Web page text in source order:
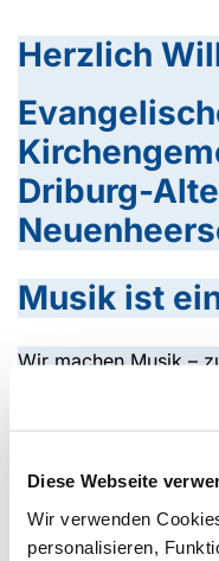
Diese Webseite
Wir verwenden
personalisieren,
Herzlich
Driburg-
Musik ist
Wir machen Musik –
man die
Altenbeken
Unsere Chöre und